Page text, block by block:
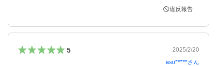
違反報告
5
2025/2/20
aso*****さん